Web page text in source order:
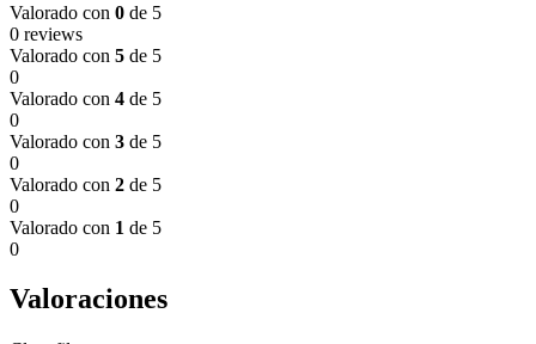
Valorado con 0 de 5
0 reviews
Valorado con 5 de 5
0
Valorado con 4 de 5
0
Valorado con 3 de 5
0
Valorado con 2 de 5
0
Valorado con 1 de 5
0
Valoraciones